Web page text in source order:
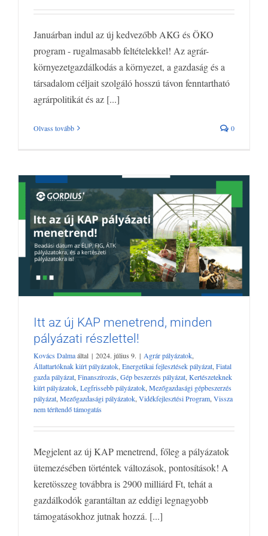
Januárban indul az új kedvezőbb AKG és ÖKO
program - rugalmasabb feltételekkel! Az agrár-
környezetgazdálkodás a környezet, a gazdaság és a
társadalom céljait szolgáló hosszú távon fenntartható
agrárpolitikát és az [...]
Olvass tovább 0
Itt az új KAP menetrend, minden pályázati
részlettel!
Agrár pályázatok Állattartóknak kiírt pályázatok Energetikai
fejlesztések pályázat Fiatal gazda pályázat Finanszírozás Gép
beszerzés pályázat Kertészeteknek kiírt pályázatok Legfrissebb
pályázatok Mezőgazdasági gépbeszerzés pályázat Mezőgazdasági
pályázatok Vidékfejlesztési Program Vissza nem térítendő
Itt az új KAP menetrend, minden
pályázati részlettel!
Kovács Dalmaáltal | 2024. július 9. | Agrár pályázatok
Állattartóknak kiírt pályázatok Energetikai fejlesztések pályázat Fiatal
gazda pályázat Finanszírozás Gép beszerzés pályázat Kertészeteknek
kiírt pályázatok Legfrissebb pályázatok Mezőgazdasági gépbeszerzés
pályázat Mezőgazdasági pályázatok Vidékfejlesztési Program Vissza
nem térítendő támogatás
Megjelent az új KAP menetrend, főleg a pályázatok
ütemezésében történtek változások, pontosítások! A
keretösszeg továbbra is 2900 milliárd Ft, tehát a
gazdálkodók garantáltan az eddigi legnagyobb
támogatásokhoz jutnak hozzá. [...]